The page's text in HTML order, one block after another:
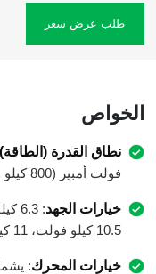
طلب عرض سعر
الخواص
نطاق القدرة (الطاقة)
فولت أمبير (800 كيلو وات إلى 3000 كيلو وات)
خيارات الجهد
10.5 كيلو فولت، 11 كيلو فولت
خيارات المحرك: